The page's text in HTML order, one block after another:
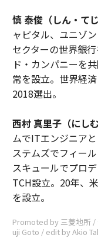
慎 泰俊（しん・てじ
ャピタル、ユニゾ
セクターの世界銀
ド・カンパニーを
常を設立。世界経
2018選出。
西村 真里子（にし
ムでITエンジニア
ステムズでフィー
スキュールでプロ
TCH設立。20年、
を設立。
Promoted by 三菱地所
uji Goto / edit by Akio